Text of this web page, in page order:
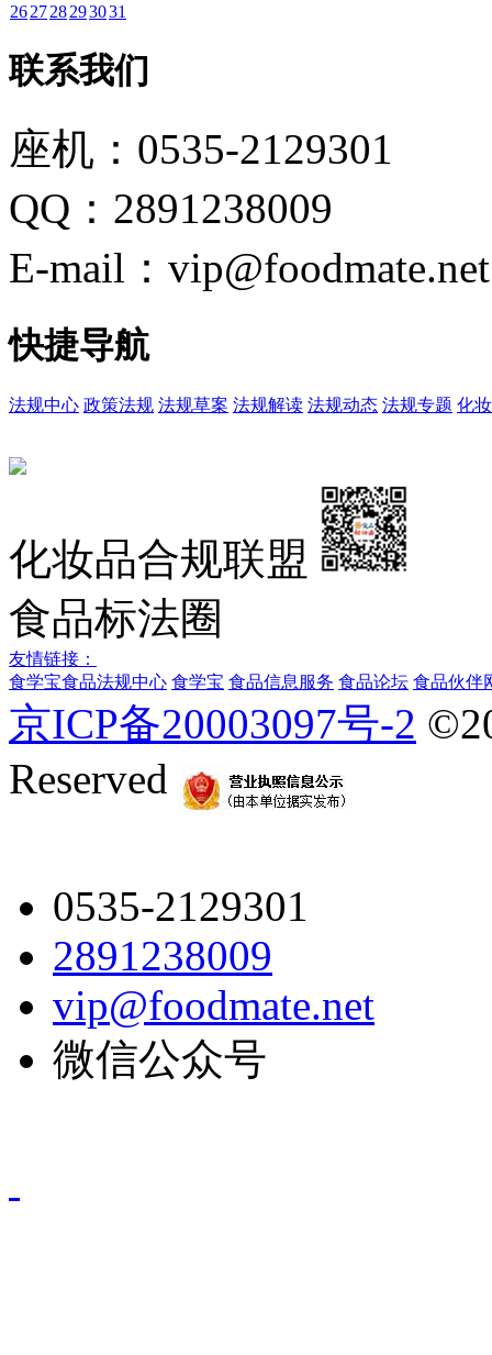
262728293031
联系我们
座机：0535-2129301
QQ：2891238009
E-mail：vip@foodmate.net
快捷导航
法规中心 政策法规 法规草案 法规解读 法规动态 法规专题 化
化妆品合规联盟
食品标法圈
友情链接：
食学宝食品法规中心 食学宝 食品信息服务 食品论坛 食品伙伴
京ICP备20003097号-2
Reserved
0535-2129301
2891238009
vip@foodmate.net
微信公众号